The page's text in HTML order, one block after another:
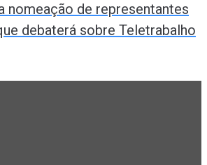
nomeação de representantes
debaterá sobre Teletrabalho